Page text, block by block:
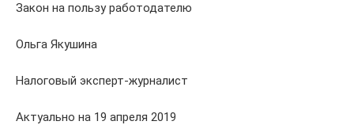
Закон на пользу работодателю
Ольга Якушина
Налоговый эксперт-журналист
Актуально на 19 апреля 2019